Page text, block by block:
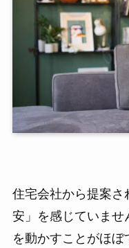
住宅会社から提案さ
安」を感じていま
を動かすことがほ